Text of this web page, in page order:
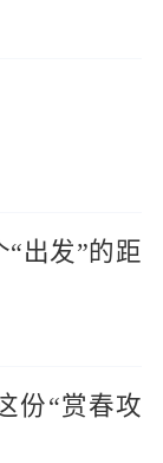
出发”的距
份“赏春攻